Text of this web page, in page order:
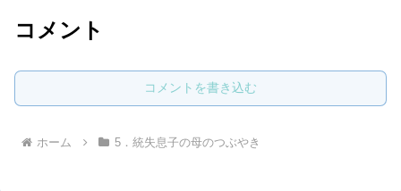
コメント
コメントを書き込む
ホーム 5．統失息子の母のつぶやき